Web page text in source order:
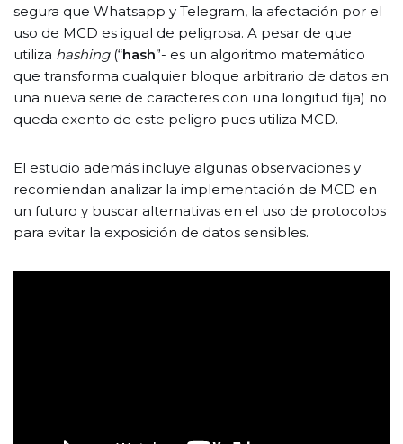
segura que Whatsapp y Telegram, la afectación por el
uso de MCD es igual de peligrosa. A pesar de que
utiliza hashing(“hash”- es un algoritmo matemático
que transforma cualquier bloque arbitrario de datos en
una nueva serie de caracteres con una longitud fija) no
queda exento de este peligro pues utiliza MCD.
El estudio además incluye algunas observaciones y
recomiendan analizar la implementación de MCD en
un futuro y buscar alternativas en el uso de protocolos
para evitar la exposición de datos sensibles.